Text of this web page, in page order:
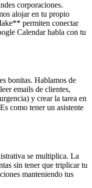
corporaciones.
alojar en tu propio
permiten conectar
Calendar habla con tu
bonitas. Hablamos de
emails de clientes,
y crear la tarea en
como tener un asistente
se multiplica. La
sin tener que triplicar tu
manteniendo tus